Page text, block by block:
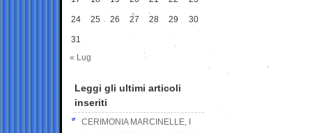
24 25 26 27 28 29 30
31
« Lug
Leggi gli ultimi articoli
inseriti
CERIMONIA MARCINELLE, I